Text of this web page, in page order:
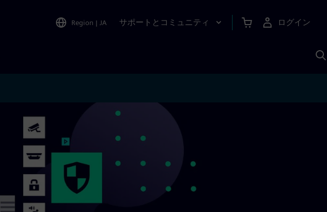
Region | JA サポートとコミュニティ ログイン